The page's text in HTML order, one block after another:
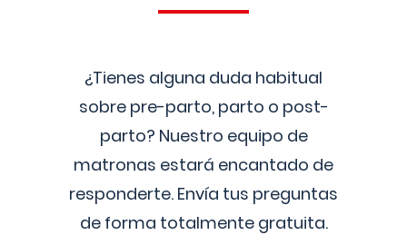
¿Tienes alguna duda habitual
sobre pre-parto, parto o post-
parto? Nuestro equipo de
matronas estará encantado de
responderte. Envía tus preguntas
de forma totalmente gratuita.